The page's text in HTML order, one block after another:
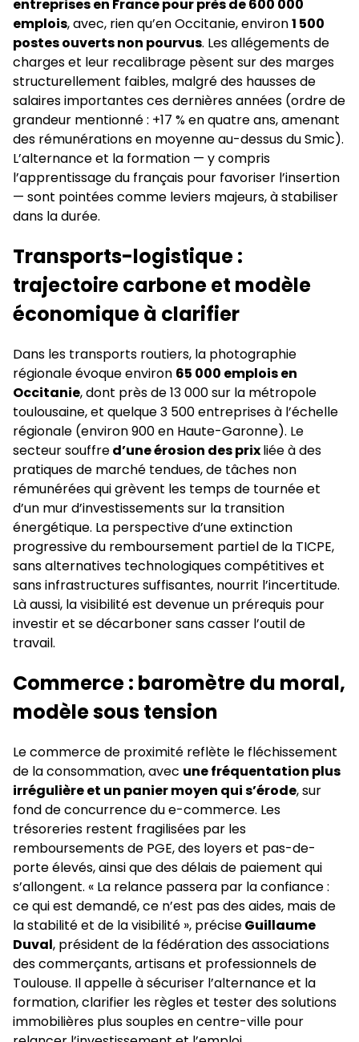
entreprises en France pour près de 600 000
emplois, avec, rien qu’en Occitanie, environ1 500
postes ouverts non pourvus. Les allégements de
charges et leur recalibrage pèsent sur des marges
structurellement faibles, malgré des hausses de
salaires importantes ces dernières années (ordre de
grandeur mentionné : +17 % en quatre ans, amenant
des rémunérations en moyenne au-dessus du Smic).
L’alternance et la formation — y compris
l’apprentissage du français pour favoriser l’insertion
— sont pointées comme leviers majeurs, à stabiliser
dans la durée.
Transports-logistique :
trajectoire carbone et modèle
économique à clarifier
Dans les transports routiers, la photographie
régionale évoque environ 65 000 emplois en
Occitanie, dont près de 13 000 sur la métropole
toulousaine, et quelque 3 500 entreprises à l’échelle
régionale (environ 900 en Haute-Garonne). Le
secteur souffred’une érosion des prixliée à des
pratiques de marché tendues, de tâches non
rémunérées qui grèvent les temps de tournée et
d’un mur d’investissements sur la transition
énergétique. La perspective d’une extinction
progressive du remboursement partiel de la TICPE,
sans alternatives technologiques compétitives et
sans infrastructures suffisantes, nourrit l’incertitude.
Là aussi, la visibilité est devenue un prérequis pour
investir et se décarboner sans casser l’outil de
travail.
Commerce : baromètre du moral,
modèle sous tension
Le commerce de proximité reflète le fléchissement
de la consommation, avec une fréquentation plus
irrégulière et un panier moyen qui s’érode, sur
fond de concurrence du e-commerce. Les
trésoreries restent fragilisées par les
remboursements de PGE, des loyers et pas-de-
porte élevés, ainsi que des délais de paiement qui
s’allongent. « La relance passera par la confiance :
ce qui est demandé, ce n’est pas des aides, mais de
la stabilité et de la visibilité », préciseGuillaume
Duval, président de la fédération des associations
des commerçants, artisans et professionnels de
Toulouse. Il appelle à sécuriser l’alternance et la
formation, clarifier les règles et tester des solutions
immobilières plus souples en centre-ville pour